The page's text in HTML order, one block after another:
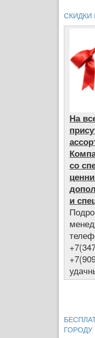
На
со
и
ГОРОДУ